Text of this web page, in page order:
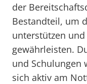
der
Bestandteil, um
unterstützen
gewährleisten.
und Schulungen
sich aktiv am